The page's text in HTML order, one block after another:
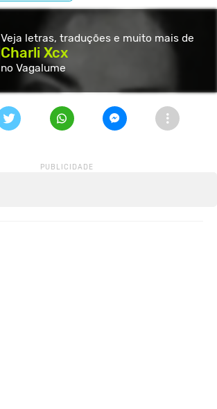
Veja letras, traduções e muito mais de
Charli Xcx
no Vagalume